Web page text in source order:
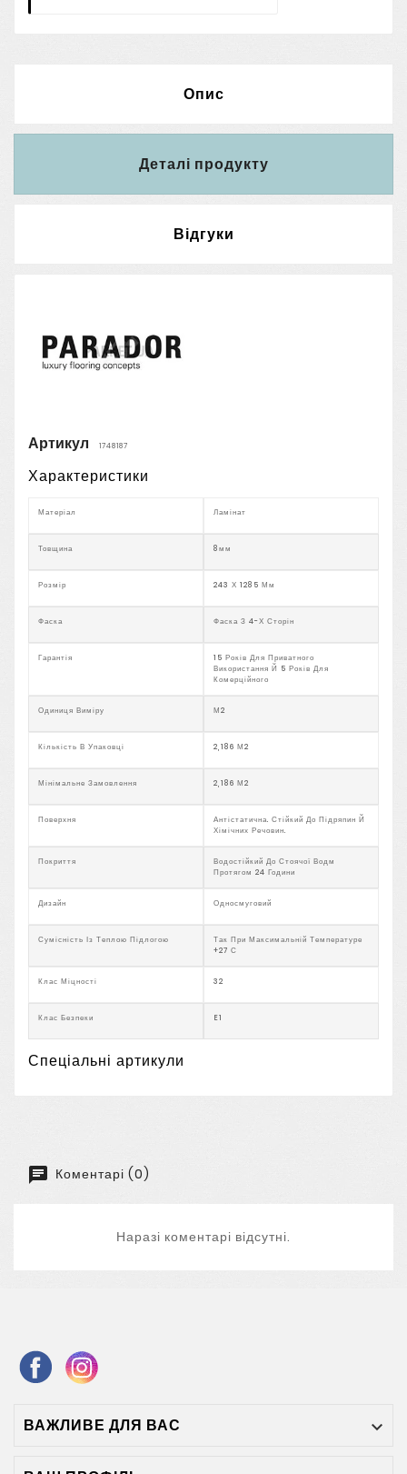
Опис
Деталі продукту
Відгуки
Артикул 1748187
Характеристики
Матеріал Ламінат
Товщина 8мм
Розмір 243 Х 1285 Мм
Фаска Фаска З 4-Х Сторін
Гарантія
15 Років Для Приватного
Використання Й 5 Років Для
Комерційного
Одиниця Виміру М2
Кількість В Упаковці 2,186 М2
Мінімальне Замовлення 2,186 М2
Поверхня
Антістатична. Стійкий До Підряпин Й
Хімічних Речовин.
Покриття
Водостійкий До Стоячої Водм
Протягом 24 Години
Дизайн Односмуговий
Сумісність Із Теплою Підлогою
Так При Максимальній Температуре
+27 С
Клас Міцності 32
Клас Безпеки E1
Спеціальні артикули
Коментарі (0)
Наразі коментарі відсутні.
ВАЖЛИВЕ ДЛЯ ВАС 